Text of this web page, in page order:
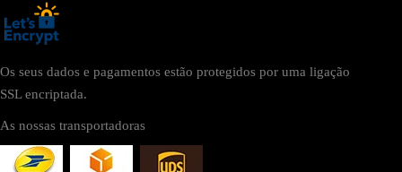
Os seus dados e pagamentos estão protegidos por uma ligação
SSL encriptada.
As nossas transportadoras